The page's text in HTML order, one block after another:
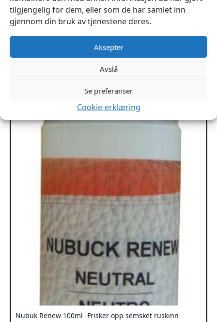
tilgjengelig for dem, eller som de har samlet inn
gjennom din bruk av tjenestene deres.
Aksepter
Avslå
Se preferanser
Cookie-erklæring
Gel Antique Farge Eco-Flo
kr199
Alternativene
Nubuk Renew 100ml -Frisker opp semsket ruskinn